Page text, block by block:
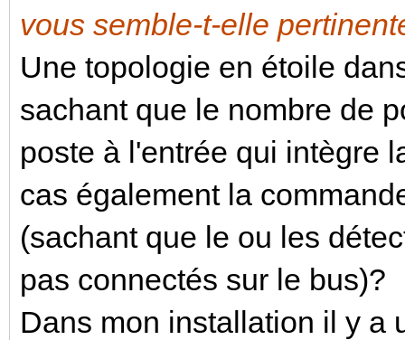
vous semble-t-elle pe
Une topologie en étoile
sachant que le nombre de
poste à l'entrée qui intègre
cas également la
(sachant que le ou les
pas connectés sur le bus)?
Dans mon installation il y a